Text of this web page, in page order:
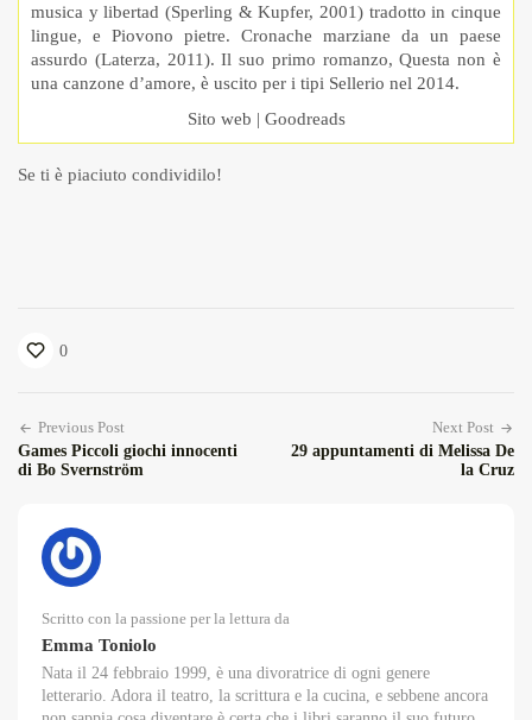
musica y libertad (Sperling & Kupfer, 2001) tradotto in cinque
lingue, e Piovono pietre. Cronache marziane da un paese
assurdo (Laterza, 2011). Il suo primo romanzo, Questa non è
una canzone d’amore, è uscito per i tipi Sellerio nel 2014.
Sito web | Goodreads
Se ti è piaciuto condividilo!
0
Previous Post
Games Piccoli giochi innocenti
di Bo Svernström
Next Post
29 appuntamenti di Melissa De
la Cruz
Scritto con la passione per la lettura da
Emma Toniolo
Nata il 24 febbraio 1999, è una divoratrice di ogni genere
letterario. Adora il teatro, la scrittura e la cucina, e sebbene ancora